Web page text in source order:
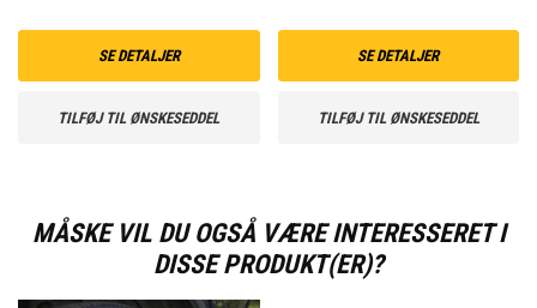
SE DETALJER
TILFØJ TIL ØNSKESEDDEL
SE DETALJER
TILFØJ TIL ØNSKESEDDEL
MÅSKE VIL DU OGSÅ VÆRE INTERESSERET I
DISSE PRODUKT(ER)?